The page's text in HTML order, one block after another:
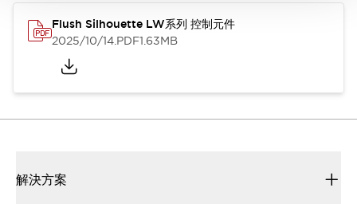
Flush Silhouette LW系列 控制元件
2025/10/14.PDF1.63MB
解決方案